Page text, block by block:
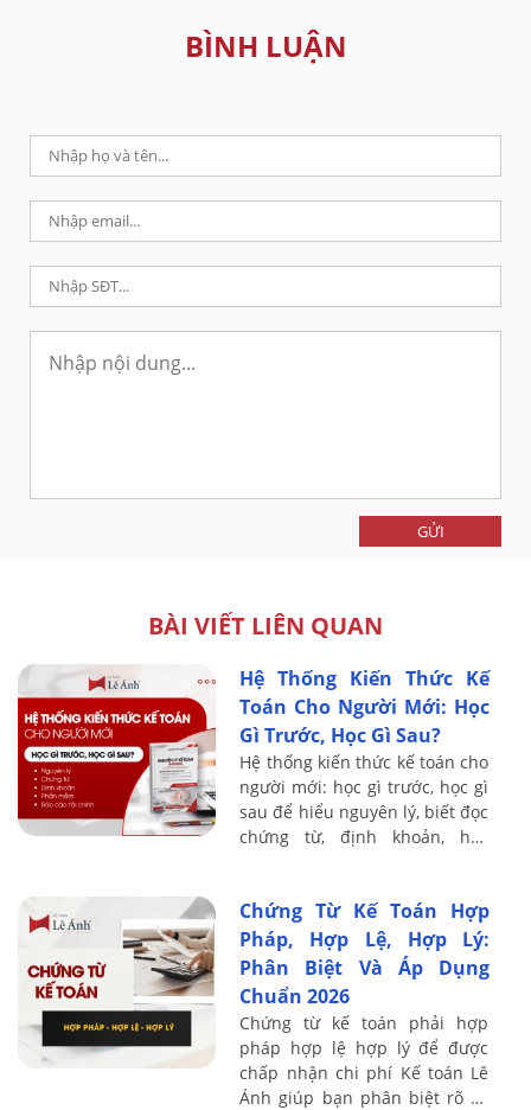
BÌNH LUẬN
GỬI
BÀI VIẾT LIÊN QUAN
Hệ Thống Kiến Thức Kế
Toán Cho Người Mới: Học
Gì Trước, Học Gì Sau?
Hệ thống kiến thức kế toán cho
người mới: học gì trước, học gì
sau để hiểu nguyên lý, biết đọc
chứng từ, định khoản, học
Chứng Từ Kế Toán Hợp
Pháp, Hợp Lệ, Hợp Lý:
Phân Biệt Và Áp Dụng
Chuẩn 2026
Chứng từ kế toán phải hợp
pháp hợp lệ hợp lý để được
chấp nhận chi phí Kế toán Lê
Ánh giúp bạn phân biệt rõ và